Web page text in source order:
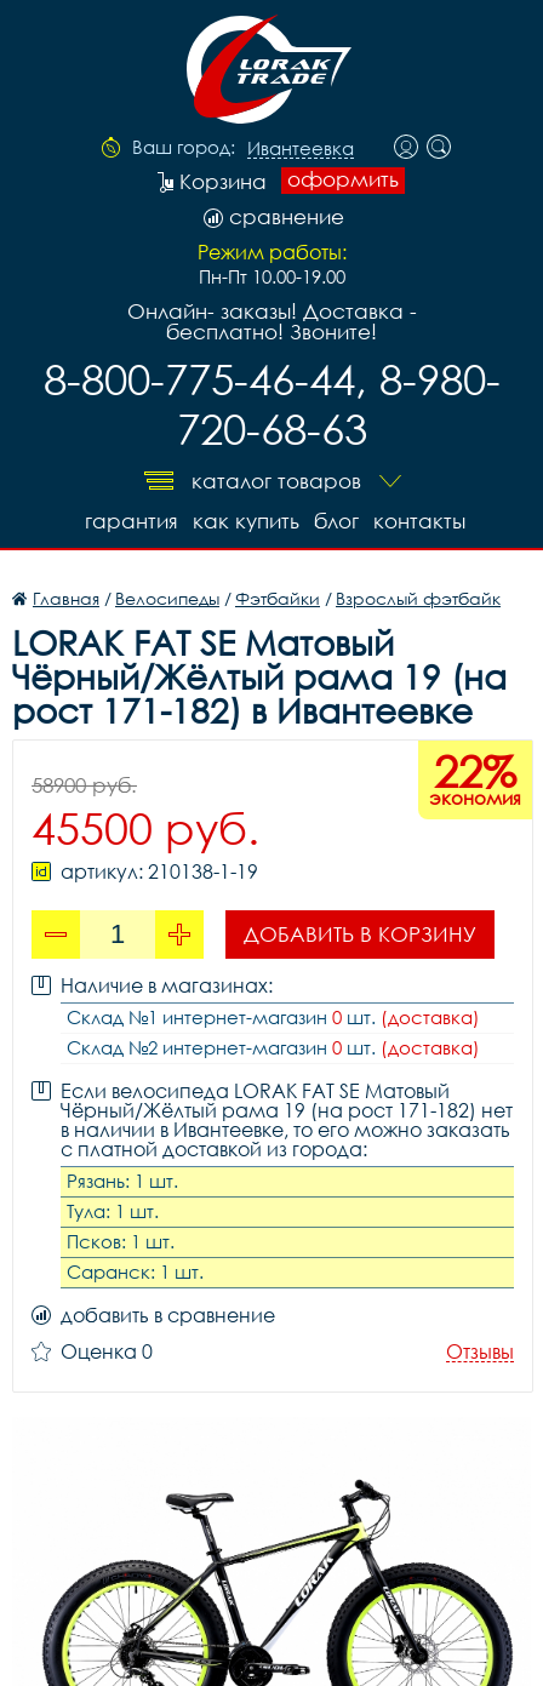
Ваш город: Ивантеевка
оформить
Корзина
сравнение
Режим работы:
Пн-Пт 10.00-19.00
Онлайн- заказы! Доставка -
бесплатно! Звоните!
8-800-775-46-44, 8-980-
720-68-63
каталог товаров
контакты
блог
как купить
гарантия
Главная / Велосипеды /Фэтбайки / Взрослый фэтбайк
LORAK FAT SE Матовый
Чёрный/Жёлтый рама 19 (на
рост 171-182) в Ивантеевке
22%
экономия
58900 руб.
45500 руб.
артикул: 210138-1-19
ДОБАВИТЬ В КОРЗИНУ
Наличие в магазинах:
Склад №1 интернет-магазин 0 шт. (доставка)
Склад №2 интернет-магазин 0 шт. (доставка)
Если велосипеда LORAK FAT SE Матовый
Чёрный/Жёлтый рама 19 (на рост 171-182) нет
в наличии в Ивантеевке, то его можно заказать
с платной доставкой из города:
Рязань: 1 шт.
Тула: 1 шт.
Псков: 1 шт.
Саранск: 1 шт.
добавить в сравнение
Оценка 0
Отзывы